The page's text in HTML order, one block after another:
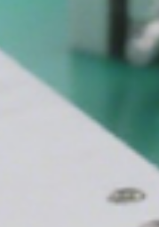
Piezas